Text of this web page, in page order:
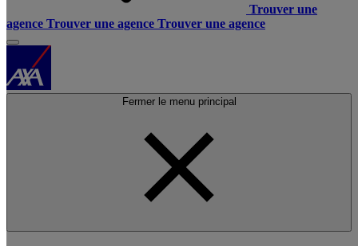
Trouver une
agence Trouver une agence Trouver une agence
Fermer le menu principal